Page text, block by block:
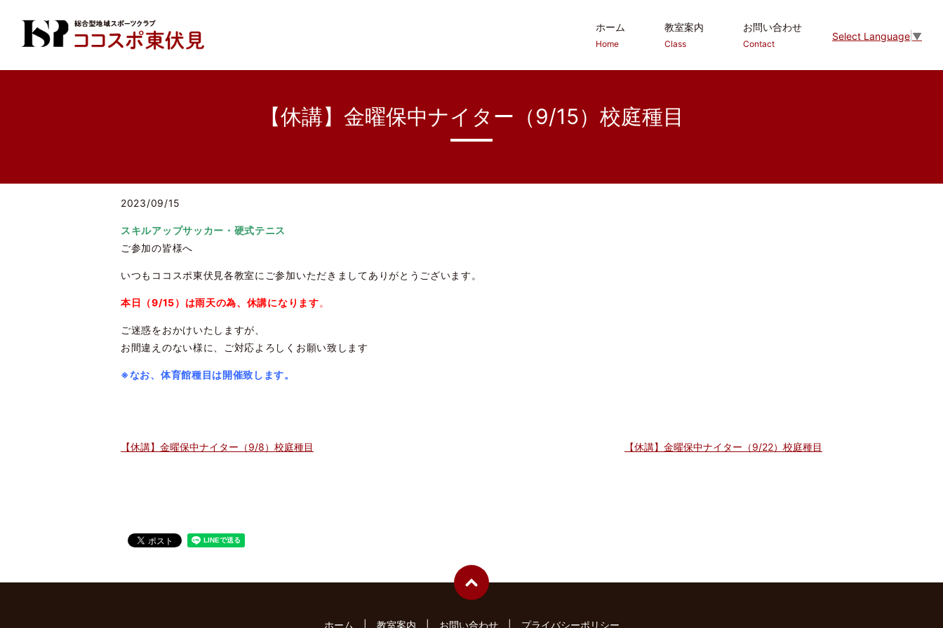
Select Language ▼
ホーム
Home
教室案内
Class
お問い合わせ
Contact
【休講】金曜保中ナイター（9/15）校庭種目
2023/09/15
スキルアップサッカー・硬式テニス
ご参加の皆様へ
いつもココスポ東伏見各教室にご参加いただきましてありがとうございます。
本日（9/15）は雨天の為、休講になります。
ご迷惑をおかけいたしますが、
お間違えのない様に、ご対応よろしくお願い致します
※なお、体育館種目は開催致します。
【休講】金曜保中ナイター（9/8）校庭種目 【休講】金曜保中ナイター（9/22）校庭種目
ホーム 教室案内 お問い合わせ プライバシーポリシー